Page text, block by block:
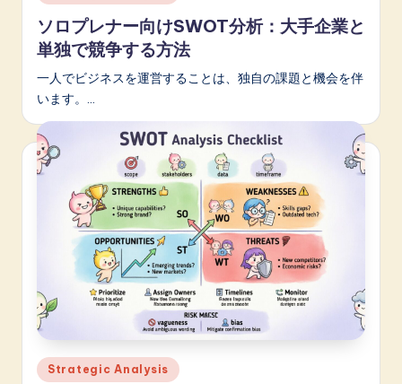
in
ソロプレナー向けSWOT分析：大手企業と
単独で競争する方法
一人でビジネスを運営することは、独自の課題と機会を伴
います。…
Posted
Strategic Analysis